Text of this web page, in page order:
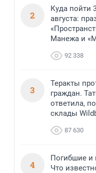
2
Куда пойти
августа:
Манежа и
92 338
3
Теракты
граждан.
ответила,
склады
87 630
4
Погибшие и
Что